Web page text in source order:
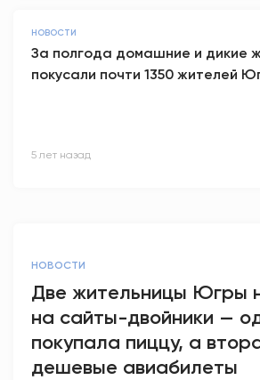
НОВОСТИ
За полгода домашние и дикие
покусали почти 1350 жителей
5 лет назад
НОВОСТИ
Две жительницы Югры
на сайты-двойники —
покупала пиццу, а
дешевые авиабилеты